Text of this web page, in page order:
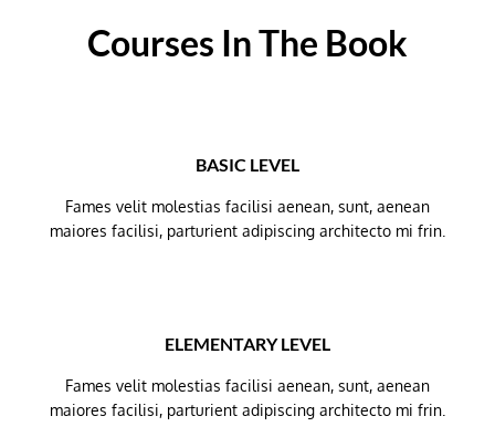
Courses In The Book
BASIC LEVEL
Fames velit molestias facilisi aenean, sunt, aenean
maiores facilisi, parturient adipiscing architecto mi frin.
ELEMENTARY LEVEL
Fames velit molestias facilisi aenean, sunt, aenean
maiores facilisi, parturient adipiscing architecto mi frin.